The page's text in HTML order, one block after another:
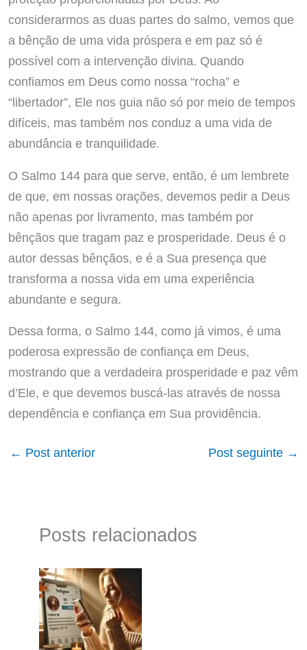
considerarmos as duas partes do salmo, vemos que
a bênção de uma vida próspera e em paz só é
possível com a intervenção divina. Quando
confiamos em Deus como nossa “rocha” e
“libertador”, Ele nos guia não só por meio de tempos
difíceis, mas também nos conduz a uma vida de
abundância e tranquilidade.
O Salmo 144 para que serve, então, é um lembrete
de que, em nossas orações, devemos pedir a Deus
não apenas por livramento, mas também por
bênçãos que tragam paz e prosperidade. Deus é o
autor dessas bênçãos, e é a Sua presença que
transforma a nossa vida em uma experiência
abundante e segura.
Dessa forma, o Salmo 144, como já vimos, é uma
poderosa expressão de confiança em Deus,
mostrando que a verdadeira prosperidade e paz vêm
d’Ele, e que devemos buscá-las através de nossa
dependência e confiança em Sua providência.
← Post anterior Post seguinte →
Posts relacionados